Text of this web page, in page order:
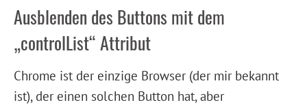
Ausblenden des Buttons mit dem
„controlList“ Attribut
Chrome ist der einzige Browser (der mir bekannt
ist), der einen solchen Button hat, aber